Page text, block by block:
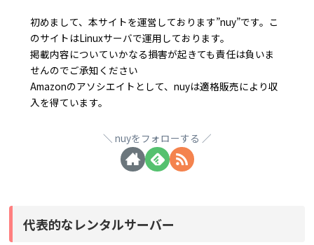
初めまして、本サイトを運営しております”nuy”です。こ
のサイトはLinuxサーバで運用しております。
掲載内容についていかなる損害が起きても責任は負いま
せんのでご承知ください
Amazonのアソシエイトとして、nuyは適格販売により収
入を得ています。
nuyをフォローする
代表的なレンタルサーバー